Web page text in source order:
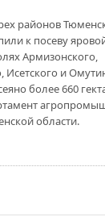
районов
к посеву
Армизонского,
и
более 660
области.